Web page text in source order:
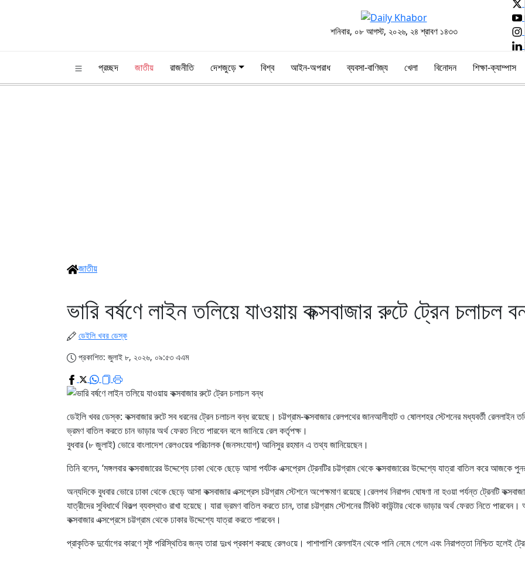
শনিবার, ০৮ আগস্ট, ২০২৬, ২৪ শ্রাবণ ১৪৩৩
প্রচ্ছদ জাতীয় রাজনীতি দেশজুড়ে বিশ্ব আইন-অপরাধ ব্যবসা-বাণিজ্য খেলা বিনোদন শিক্ষা-ক্যাম্পাস
জাতীয়
ভারি বর্ষণে লাইন তলিয়ে যাওয়ায় কক্সবাজার রুটে ট্রেন চলাচল
ডেইলি খবর ডেস্ক
প্রকাশিত: জুলাই ৮, ২০২৬, ০৯:৫৩ এএম
ডেইলি খবর ডেস্ক: কক্সবাজার রুটে সব ধরনের ট্রেন চলাচল বন্ধ রয়েছে। চট্টগ্রাম-কক্সবাজার রেলপথের জানআলীহাট ও ষোলশহর স্টেশনের মধ্যবর্তী রেললাইন
ভ্রমণ বাতিল করতে চান ভাড়ার অর্থ ফেরত নিতে পারবেন বলে জানিয়ে রেল কর্তৃপক্ষ।
বুধবার (৮ জুলাই) ভোরে বাংলাদেশ রেলওয়ের পরিচালক (জনসংযোগ) আনিসুর রহমান এ তথ্য জানিয়েছেন।
তিনি বলেন, ‘মঙ্গলবার কক্সবাজারের উদ্দেশ্যে ঢাকা থেকে ছেড়ে আসা পর্যটক এক্সপ্রেস ট্রেনটির চট্টগ্রাম থেকে কক্সবাজারের উদ্দেশ্যে যাত্রা বাতিল করে আজকে
অন্যদিকে বুধবার ভোরে ঢাকা থেকে ছেড়ে আসা কক্সবাজার এক্সপ্রেস চট্টগ্রাম স্টেশনে অপেক্ষমাণ রয়েছে।রেলপথ নিরাপদ ঘোষণা না হওয়া পর্যন্ত ট্রেনটি
যাত্রীদের সুবিধার্থে বিকল্প ব্যবস্থাও রাখা হয়েছে। যারা ভ্রমণ বাতিল করতে চান, তারা চট্টগ্রাম স্টেশনের টিকিট কাউন্টার থেকে ভাড়ার অর্থ ফেরত নিতে
কক্সবাজার এক্সপ্রেসে চট্টগ্রাম থেকে ঢাকার উদ্দেশ্যে যাত্রা করতে পারবেন।
প্রাকৃতিক দুর্যোগের কারণে সৃষ্ট পরিস্থিতির জন্য তারা দুঃখ প্রকাশ করছে রেলওয়ে। পাশাপাশি রেললাইন থেকে পানি নেমে গেলে এবং নিরাপত্তা নিশ্চিত হলেই